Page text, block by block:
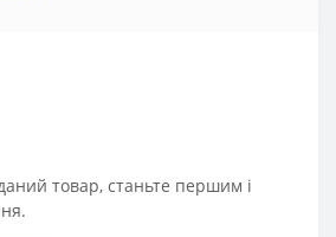
товар, станьте першим і